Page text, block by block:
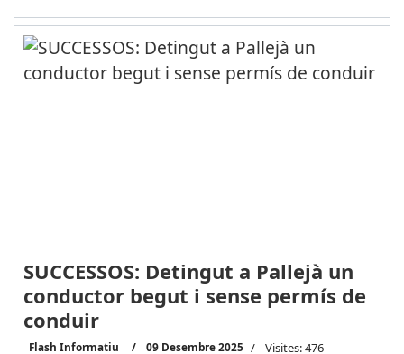
SUCCESSOS: Detingut a Pallejà un
conductor begut i sense permís de
conduir
Flash Informatiu 09 Desembre 2025 Visites: 476